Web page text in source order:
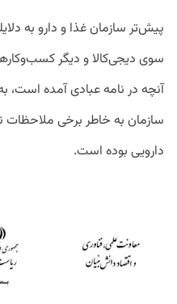
پیش‌تر سازمان غذا و دارو به
سوی دیجی‌کالا و دیگر
آنچه در نامه عبادی آمده
سازمان به خاطر برخی
دارویی بوده است.